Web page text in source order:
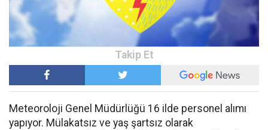
Meteoroloji Genel Müdürlüğü 16 ilde personel alımı
yapıyor. Mülakatsız ve yaş şartsız olarak